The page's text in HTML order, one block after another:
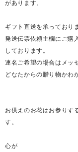
があります。
ギフト直送を承っており
発送伝票依頼主欄にご購
しております。
連名ご希望の場合はメッ
どなたからの贈り物かわ
お供えのお花はお参りす
す。
心が